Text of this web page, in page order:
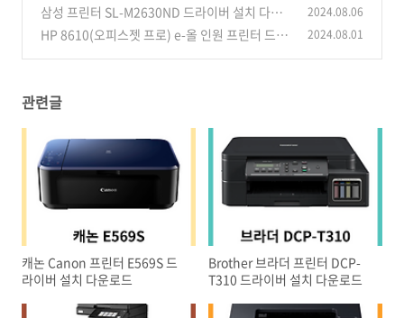
(0)
삼성 프린터 SL-M2630ND 드라이버 설치 다운
로드 (0)
2024.08.06
HP 8610(오피스젯 프로) e-올 인원 프린터 드라
2024.08.01
관련글
캐논 Canon 프린터 E569S 드
라이버 설치 다운로드
Brother 브라더 프린터 DCP-
T310 드라이버 설치 다운로드